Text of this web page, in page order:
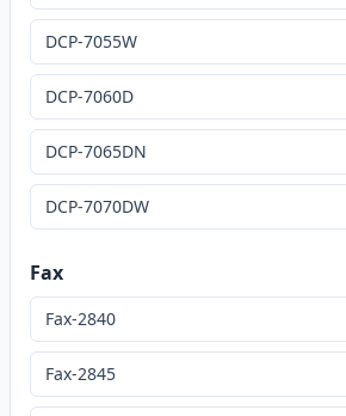
DCP-7055W
DCP-7060D
DCP-7065DN
DCP-7070DW
Fax
Fax-2840
Fax-2845